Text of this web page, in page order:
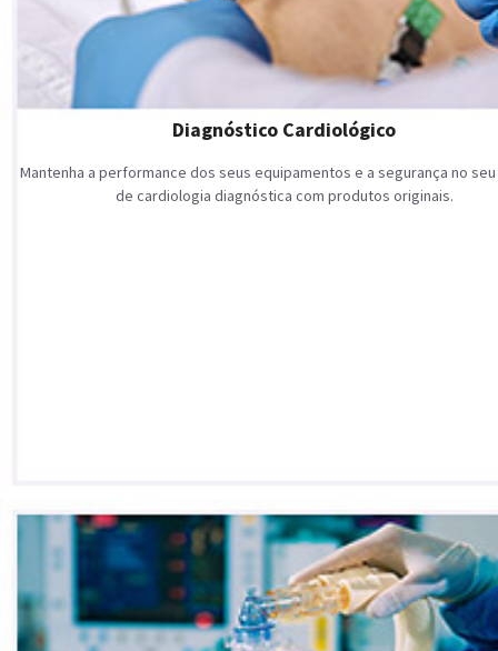
Diagnóstico Cardiológico
Mantenha a performance dos seus equipamentos e a segurança no
de cardiologia diagnóstica com produtos originais.